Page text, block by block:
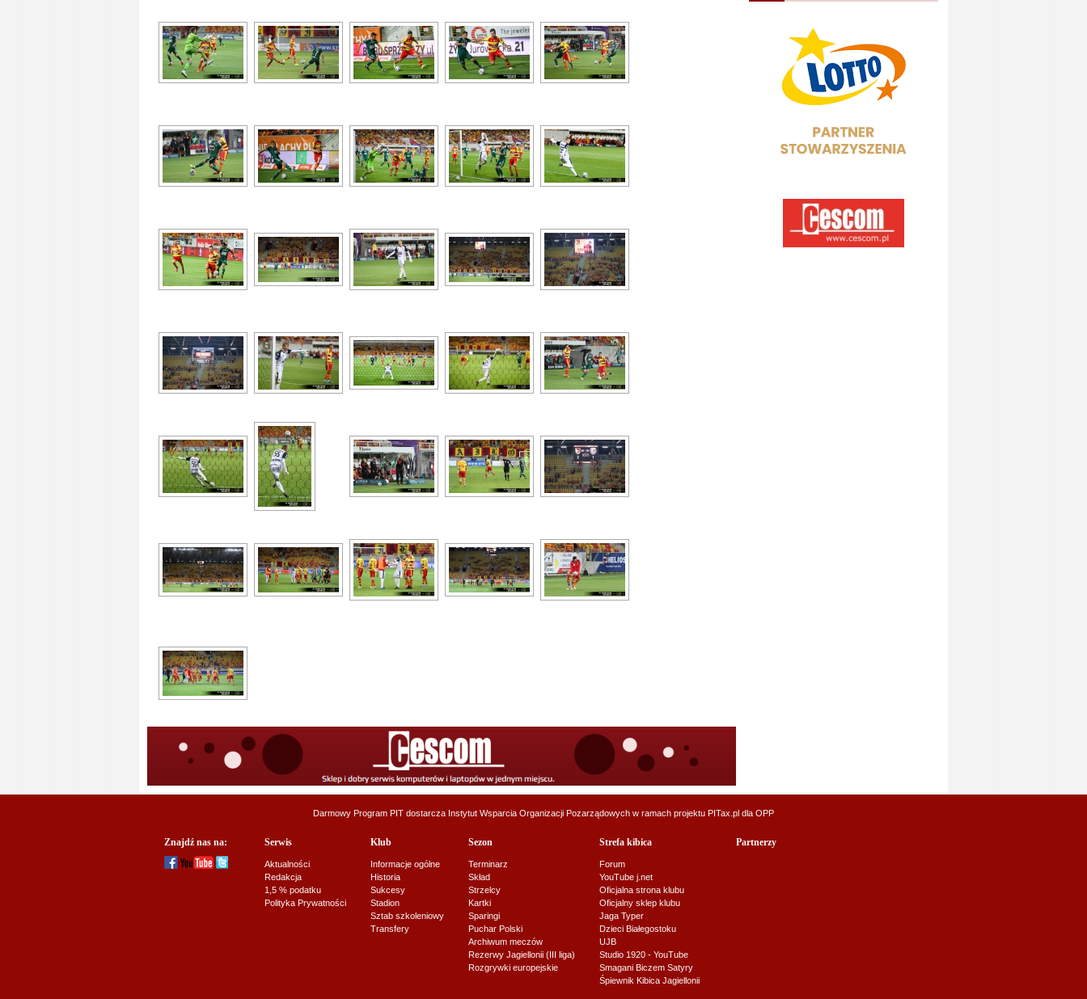
Darmowy Program PIT dostarcza Instytut Wsparcia Organizacji Pozarządowych w ramach projektu PITax.pl dla OPP
Znajdź nas na: Serwis
Aktualności
Redakcja
1,5 % podatku
Polityka Prywatności
Klub
Informacje ogólne
Historia
Sukcesy
Stadion
Sztab szkoleniowy
Transfery
Sezon
Terminarz
Skład
Strzelcy
Kartki
Sparingi
Puchar Polski
Archiwum meczów
Rezerwy Jagiellonii (III liga)
Rozgrywki europejskie
Strefa kibica
Forum
YouTube j.net
Oficjalna strona klubu
Oficjalny sklep klubu
Jaga Typer
Dzieci Białegostoku
UJB
Studio 1920 - YouTube
Smagani Biczem Satyry
Śpiewnik Kibica Jagiellonii
Partnerzy